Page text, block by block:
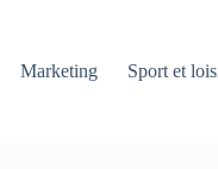
Marketing Sport et